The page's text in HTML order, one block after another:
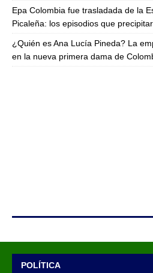
Epa Colombia fue trasladada de la
Picaleña: los episodios que
¿Quién es Ana Lucía Pineda? La
en la nueva primera dama de
POLÍTICA